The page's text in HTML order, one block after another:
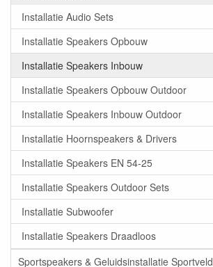
Installatie Audio Sets
Installatie Speakers Opbouw
Installatie Speakers Inbouw
Installatie Speakers Opbouw Outdoor
Installatie Speakers Inbouw Outdoor
Installatie Hoornspeakers & Drivers
Installatie Speakers EN 54-25
Installatie Speakers Outdoor Sets
Installatie Subwoofer
Installatie Speakers Draadloos
Sportspeakers & Geluidsinstallatie Sportveld